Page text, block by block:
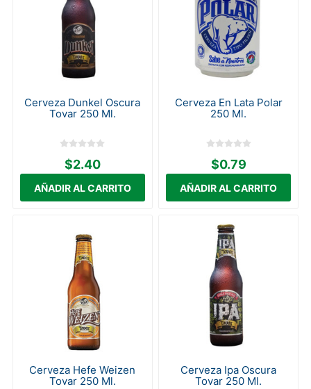
Cerveza Dunkel Oscura
Tovar 250 Ml.
$2.40
Cerveza En Lata Polar
250 Ml.
$0.79
Cerveza Hefe Weizen
Tovar 250 Ml.
Cerveza Ipa Oscura
Tovar 250 Ml.